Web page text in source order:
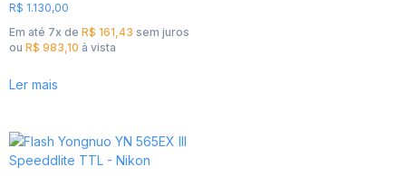
R$ 1.130,00
Em até 7x de R$ 161,43 sem juros
ou R$ 983,10 à vista
Ler mais